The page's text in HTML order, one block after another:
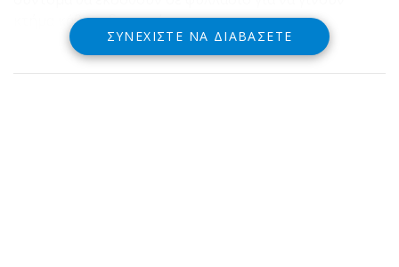
κτήμα κάθε ενδιαφερόμενου.
ΣΥΝΕΧΊΣΤΕ ΝΑ ΔΙΑΒΆΣΕΤΕ